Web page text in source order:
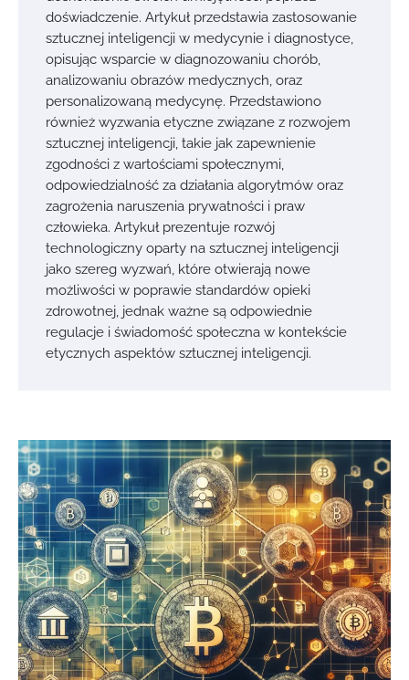
doświadczenie. Artykuł przedstawia zastosowanie
sztucznej inteligencji w medycynie i diagnostyce,
opisując wsparcie w diagnozowaniu chorób,
analizowaniu obrazów medycznych, oraz
personalizowaną medycynę. Przedstawiono
również wyzwania etyczne związane z rozwojem
sztucznej inteligencji, takie jak zapewnienie
zgodności z wartościami społecznymi,
odpowiedzialność za działania algorytmów oraz
zagrożenia naruszenia prywatności i praw
człowieka. Artykuł prezentuje rozwój
technologiczny oparty na sztucznej inteligencji
jako szereg wyzwań, które otwierają nowe
możliwości w poprawie standardów opieki
zdrowotnej, jednak ważne są odpowiednie
regulacje i świadomość społeczna w kontekście
etycznych aspektów sztucznej inteligencji.